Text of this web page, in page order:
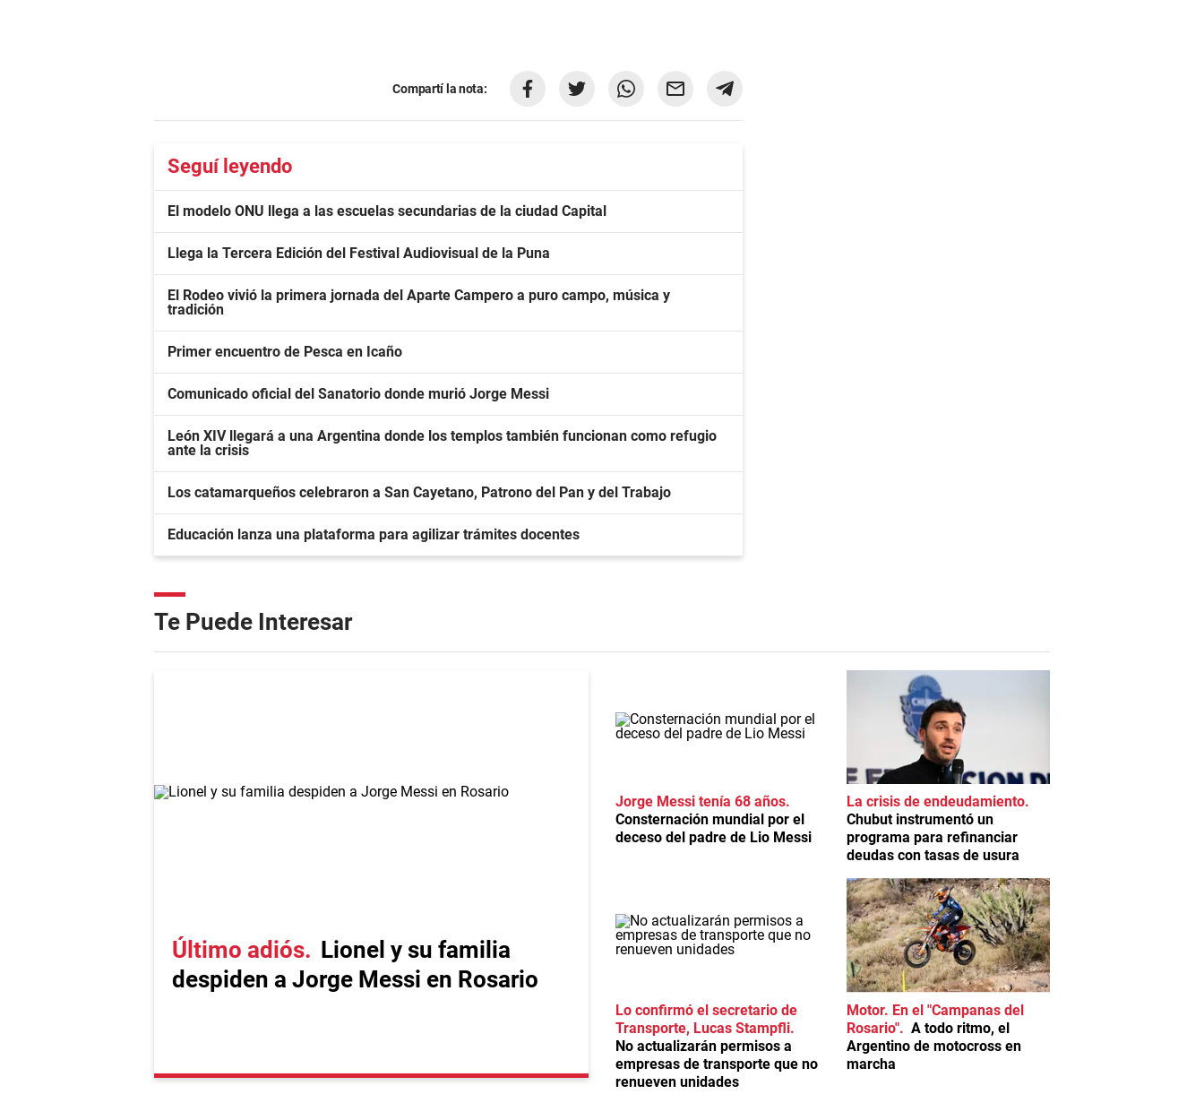
Compartí la nota:
Seguí leyendo
El modelo ONU llega a las escuelas secundarias de la ciudad Capital
Llega la Tercera Edición del Festival Audiovisual de la Puna
El Rodeo vivió la primera jornada del Aparte Campero a puro campo, música y
tradición
Primer encuentro de Pesca en Icaño
Comunicado oficial del Sanatorio donde murió Jorge Messi
León XIV llegará a una Argentina donde los templos también funcionan como refugio
ante la crisis
Los catamarqueños celebraron a San Cayetano, Patrono del Pan y del Trabajo
Educación lanza una plataforma para agilizar trámites docentes
Te Puede Interesar
Último adiós
Lionel y su familia
despiden a Jorge Messi en Rosario
Jorge Messi tenía 68 años
Consternación mundial por el
deceso del padre de Lio Messi
La crisis de endeudamiento
Chubut instrumentó un
programa para refinanciar
deudas con tasas de usura
Lo confirmó el secretario de
Transporte, Lucas Stampfli
No actualizarán permisos a
empresas de transporte que no
renueven unidades
Motor. En el "Campanas del
Rosario"
A todo ritmo, el
Argentino de motocross en
marcha